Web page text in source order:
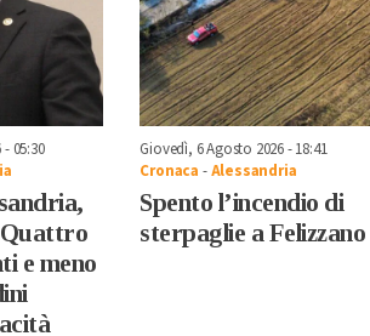
05:30
e meno
Giovedì, 6 Agosto 2026 - 18:41
Cronaca -Alessandria
Spento l’incendio di
sterpaglie a Felizzano